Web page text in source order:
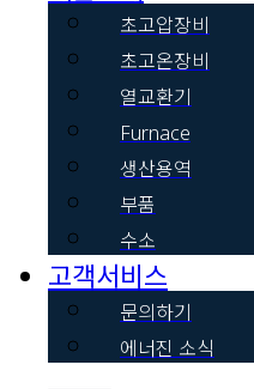
초고압장비
초고온장비
열교환기
Furnace
생산용역
부품
수소
고객서비스
문의하기
에너진 소식